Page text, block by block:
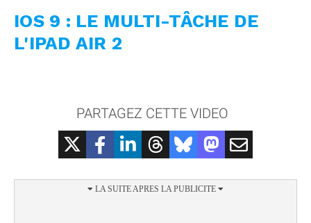
IOS 9 : LE MULTI-TÂCHE DE
L'IPAD AIR 2
PARTAGEZ CETTE VIDEO